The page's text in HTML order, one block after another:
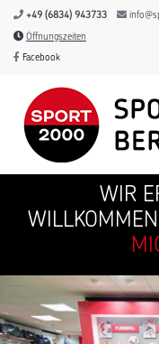
+49 (6834) 943733
Öffnungszeiten
Facebook
WIR